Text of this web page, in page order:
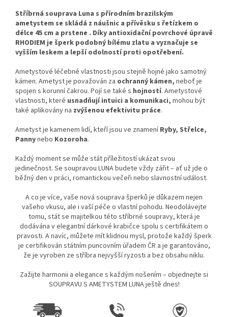
Stříbrná souprava Luna s přírodním brazilským
ametystem se skládá z náušnic a přívěsku s řetízkem o
délce 45 cm a prstene . Díky antioxidační povrchové úpravě
RHODIEM je šperk podobný bílému zlatu a vyznačuje se
vyšším leskem a lepší odolností proti opotřebení.
Ametystové léčebné vlastnosti jsou stejně hojné jako samotný
kámen. Ametyst je považován za ochranný kámen, neboť je
spojen s korunní čakrou. Pojí se také s hojností. Ametystové
vlastnosti, které usnadňují intuici a komunikaci, mohou být
také aplikovány na zvýšenou efektivitu práce.
Ametyst je kamenem lidí, kteří jsou ve znameníRyby, Střelce,
Pannynebo Kozoroha.
Každý moment se může stát příležitostí ukázat svou
jedinečnost. Se soupravou LUNA budete vždy zářit – ať už jde o
běžný den v práci, romantickou večeři nebo slavnostní událost.
A co je více, vaše nová souprava šperků je důkazem nejen
vašeho vkusu, ale i vaší péče o vlastní pohodu. Neodolávejte
tomu, stát se majitelkou této stříbrné soupravy, která je
dodávána v elegantní dárkové krabičce spolu s certifikátem o
pravosti. A navíc, můžete mít klidnou mysl, protože každý šperk
je certifikován státním puncovním úřadem ČR a je garantováno,
že je vyroben ze stříbra nejvyšší ryzosti a bez obsahu niklu.
Zažijte harmonii a elegance s každým nošením – objednejte si
SOUPRAVU S AMETYSTEM LUNA ještě dnes!